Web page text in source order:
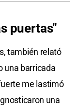
puertas"
también relató
una barricada
me lastimó
una